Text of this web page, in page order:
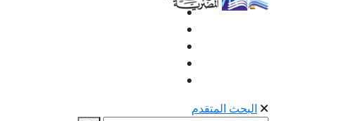
البحث المتقدم